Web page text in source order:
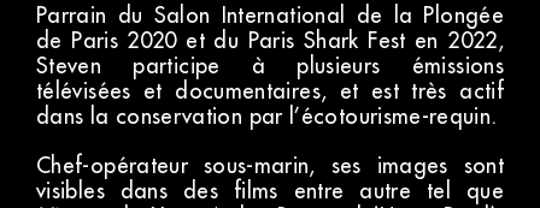
Parrain du Salon International de la Plongée
de Paris 2020 et du Paris Shark Fest en 2022,
Steven participe à plusieurs émissions
télévisées et documentaires, et est très actif
dans la conservation par l’écotourisme-requin.
Chef-opérateur sous-marin, ses images sont
visibles dans des films entre autre tel que